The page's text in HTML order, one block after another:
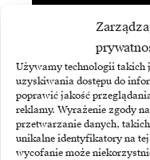
Używamy technologii
uzyskiwania dostępu do
poprawić jakość
reklamy. Wyrażenie zgody
przetwarzanie danych,
unikalne identyfikatory na
wycofanie może
Subskrybując
akceptujesz
prywatności.